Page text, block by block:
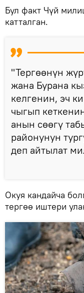
Бул факт Чүй
катталган.
"Тергөөнүн
жана Бурана
келгенин, эч
чыгып
анын сөөгү
районунун
деп айтылат
Окуя кандайча
тергөө иштери